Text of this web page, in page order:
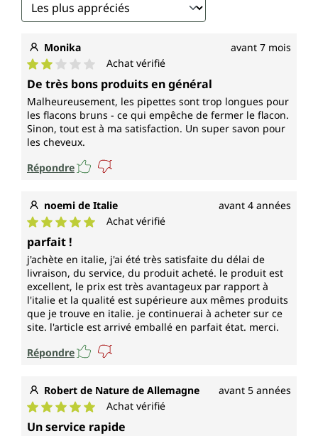
Monika avant 7 mois
Note moyenne de 2 sur 5 étoiles
Achat vérifié
De très bons produits en général
Malheureusement, les pipettes sont trop longues pour
les flacons bruns - ce qui empêche de fermer le flacon.
Sinon, tout est à ma satisfaction. Un super savon pour
les cheveux.
Répondre
noemi de Italie avant 4 années
Note moyenne de 5 sur 5 étoiles
Achat vérifié
parfait !
j'achète en italie, j'ai été très satisfaite du délai de
livraison, du service, du produit acheté. le produit est
excellent, le prix est très avantageux par rapport à
l'italie et la qualité est supérieure aux mêmes produits
que je trouve en italie. je continuerai à acheter sur ce
site. l'article est arrivé emballé en parfait état. merci.
Répondre
Robert de Nature de Allemagne avant 5 années
Note moyenne de 5 sur 5 étoiles
Achat vérifié
Un service rapide